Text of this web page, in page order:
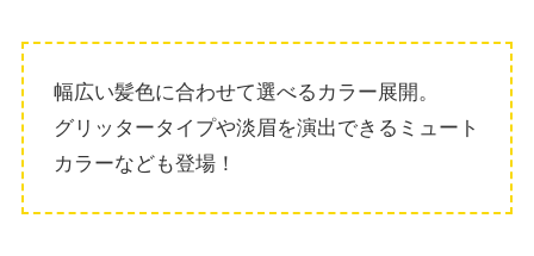
幅広い髪色に合わせて選べるカラー展開。
グリッタータイプや淡眉を演出できるミュート
カラーなども登場！